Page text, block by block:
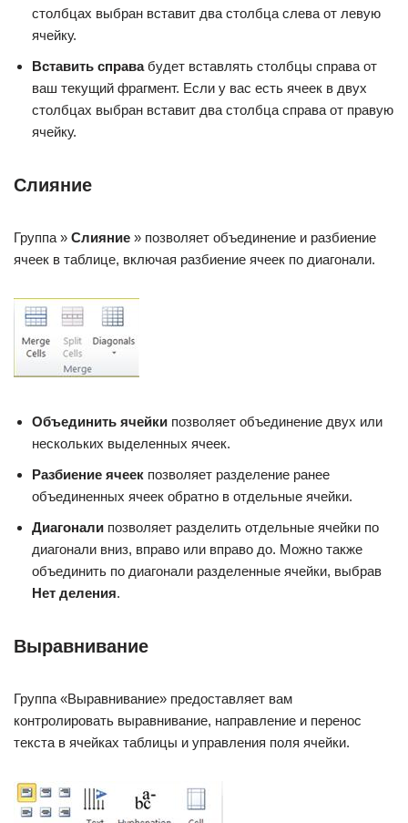
столбцах выбран вставит два столбца слева от левую
ячейку.
Вставить справабудет вставлять столбцы справа от
ваш текущий фрагмент. Если у вас есть ячеек в двух
столбцах выбран вставит два столбца справа от правую
ячейку.
Слияние
Группа » Слияние » позволяет объединение и разбиение
ячеек в таблице, включая разбиение ячеек по диагонали.
Объединить ячейки позволяет объединение двух или
нескольких выделенных ячеек.
Разбиение ячеек позволяет разделение ранее
объединенных ячеек обратно в отдельные ячейки.
Диагонали позволяет разделить отдельные ячейки по
диагонали вниз, вправо или вправо до. Можно также
объединить по диагонали разделенные ячейки, выбрав
Нет деления.
Выравнивание
Группа «Выравнивание» предоставляет вам
контролировать выравнивание, направление и перенос
текста в ячейках таблицы и управления поля ячейки.